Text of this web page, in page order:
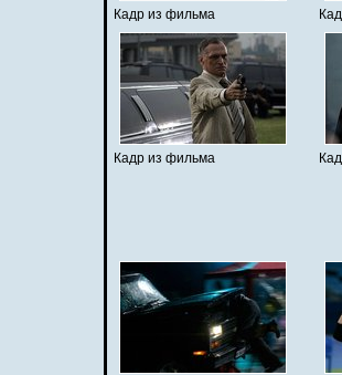
Кадр из фильма
Кадр из фильма